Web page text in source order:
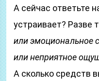
А сейчас ответьте
устраивает? Разве
или эмоциональное
или неприятное
А сколько средств